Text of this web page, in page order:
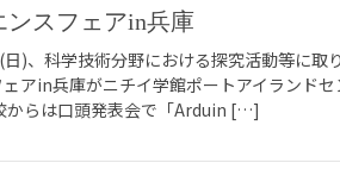
エンスフェアin兵庫
)、科学技術分野における探究活動等に取
アin兵庫がニチイ学館ポートアイランド
からは口頭発表会で「Arduin […]